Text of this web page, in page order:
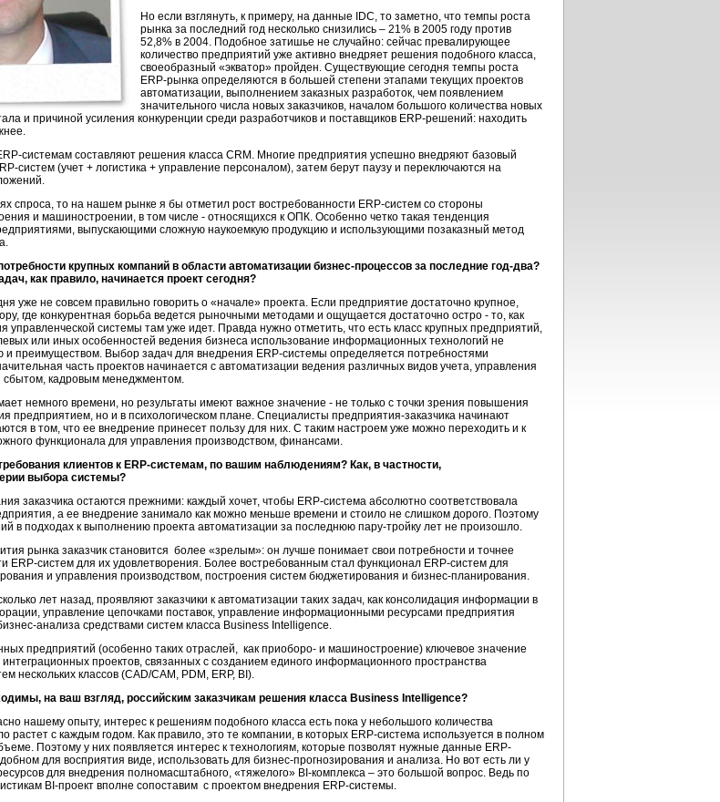
Но если взглянуть, к примеру, на данные IDC, то заметно, что темпы роста
рынка за последний год несколько снизились – 21% в 2005 году против
52,8% в 2004. Подобное затишье не случайно: сейчас превалирующее
количество предприятий уже активно внедряет решения подобного класса,
своеобразный «экватор» пройден. Существующие сегодня темпы роста
ERP-рынка определяются в большей степени этапами текущих проектов
автоматизации, выполнением заказных разработок, чем появлением
значительного числа новых заказчиков, началом большого количества новых
и причиной усиления конкуренции среди разработчиков и поставщиков ERP-решений: находить
системам составляют решения класса CRM. Многие предприятия успешно внедряют базовый
систем (учет + логистика + управление персоналом), затем берут паузу и переключаются на
спроса, то на нашем рынке я бы отметил рост востребованности ERP-систем со стороны
и машиностроении, в том числе - относящихся к ОПК. Особенно четко такая тенденция
выпускающими сложную наукоемкую продукцию и использующими позаказный метод
крупных компаний в области автоматизации бизнес-процессов за последние год-два?
как правило, начинается проект сегодня?
уже не совсем правильно говорить о «начале» проекта. Если предприятие достаточно крупное,
где конкурентная борьба ведется рыночными методами и ощущается достаточно остро - то, как
управленческой системы там уже идет. Правда нужно отметить, что есть класс крупных предприятий,
или иных особенностей ведения бизнеса использование информационных технологий не
и преимуществом. Выбор задач для внедрения ERP-системы определяется потребностями
часть проектов начинается с автоматизации ведения различных видов учета, управления
сбытом, кадровым менеджментом.
немного времени, но результаты имеют важное значение - не только с точки зрения повышения
предприятием, но и в психологическом плане. Специалисты предприятия-заказчика начинают
в том, что ее внедрение принесет пользу для них. С таким настроем уже можно переходить и к
функционала для управления производством, финансами.
клиентов к ERP-системам, по вашим наблюдениям? Как, в частности,
выбора системы?
заказчика остаются прежними: каждый хочет, чтобы ERP-система абсолютно соответствовала
а ее внедрение занимало как можно меньше времени и стоило не слишком дорого. Поэтому
в подходах к выполнению проекта автоматизации за последнюю пару-тройку лет не произошло.
рынка заказчик становится более «зрелым»: он лучше понимает свои потребности и точнее
ERP-систем для их удовлетворения. Более востребованным стал функционал ERP-систем для
и управления производством, построения систем бюджетирования и бизнес-планирования.
лет назад, проявляют заказчики к автоматизации таких задач, как консолидация информации в
управление цепочками поставок, управление информационными ресурсами предприятия
анализа средствами систем класса Business Intelligence.
предприятий (особенно таких отраслей, как приоборо- и машиностроение) ключевое значение
проектов, связанных с созданием единого информационного пространства
нескольких классов (CAD/CAM, PDM, ERP, BI).
на ваш взгляд, российским заказчикам решения класса Business Intelligence?
нашему опыту, интерес к решениям подобного класса есть пока у небольшого количества
растет с каждым годом. Как правило, это те компании, в которых ERP-система используется в полном
Поэтому у них появляется интерес к технологиям, которые позволят нужные данные ERP-
для восприятия виде, использовать для бизнес-прогнозирования и анализа. Но вот есть ли у
для внедрения полномасштабного, «тяжелого» BI-комплекса – это большой вопрос. Ведь по
BI-проект вполне сопоставим с проектом внедрения ERP-системы.